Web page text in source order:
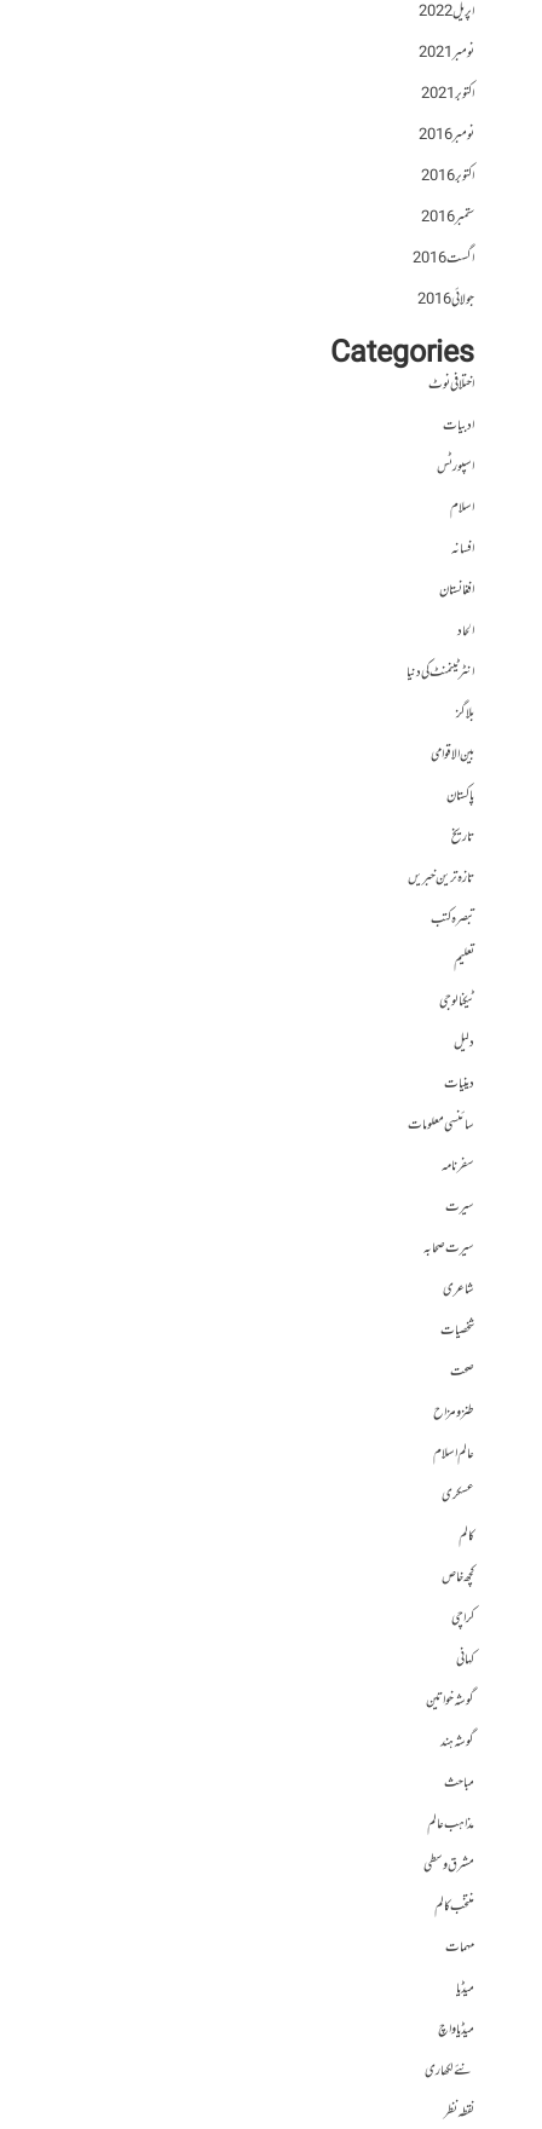
اپریل 2022
نومبر 2021
اکتوبر 2021
نومبر 2016
اکتوبر 2016
ستمبر 2016
اگست 2016
جولائی 2016
Categories
اختلافی نوٹ
ادبیات
اسپورٹس
اسلام
افسانہ
افغانستان
الحاد
انٹرٹینمنٹ کی دنیا
بلاگز
بین الاقوامی
پاکستان
تاریخ
تازہ ترین خبریں
تبصرہ کتب
تعلیم
ٹیکنالوجی
دلیل
دینیات
سائنسی معلومات
سفرنامہ
سیرت
سیرت صحابہ
شاعری
شخصیات
صحت
طنز و مزاح
عالم اسلام
عسکری
کالم
کچھ خاص
کراچی
کہانی
گوشہ خواتین
گوشہ ہند
مباحث
مذاہب عالم
مشرق وسطی
منتخب کالم
مہمات
میڈیا
میڈیا واچ
نئے لکھاری
نقطہ نظر